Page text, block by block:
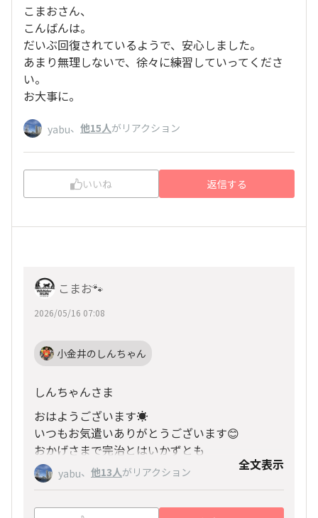
こまおさん、
こんばんは。
だいぶ回復されているようで、安心しました。
あまり無理しないで、徐々に練習していってくださ
い。
お大事に。
yabu、 他15人がリアクション
いいね 返信する
こまお🐾
2026/05/16 07:08
小金井のしんちゃん
しんちゃんさま
おはようございます☀
いつもお気遣いありがとうございます😊
おかげさまで完治とはいかずとも
先日の復帰ランも気持ち良く走れて安心しました
♫
これから朝ランしてきます！
同じ場所で躓かないように(笑)
yabu、 他13人がリアクション 全文表示